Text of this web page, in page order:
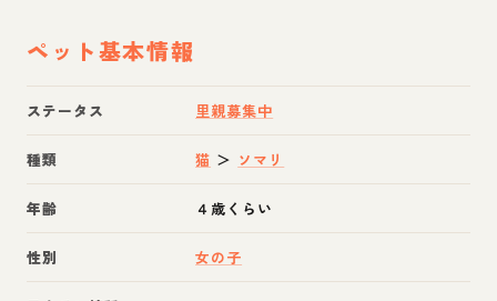
ペット基本情報
ステータス 里親募集中
種類 猫 ＞ ソマリ
年齢 ４歳くらい
性別 女の子